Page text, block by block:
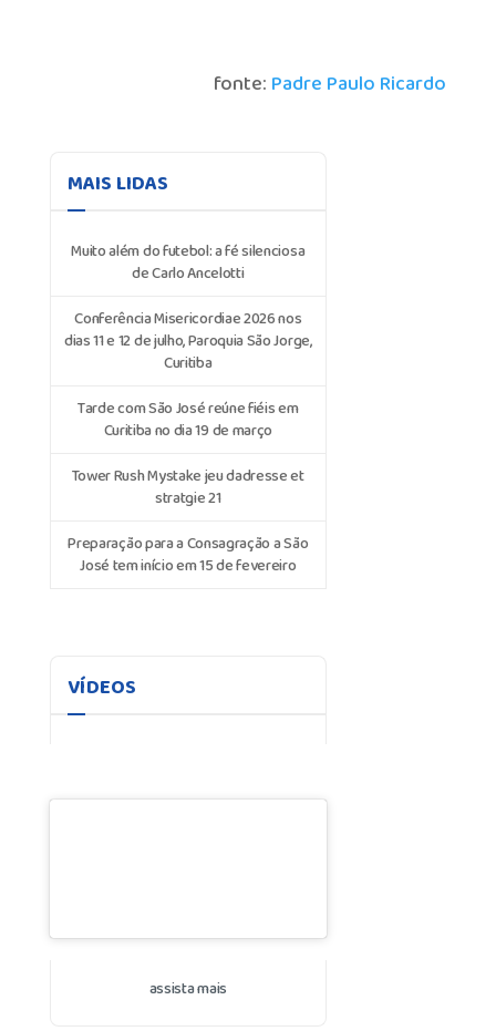
fonte: Padre Paulo Ricardo
MAIS LIDAS
Muito além do futebol: a fé silenciosa
de Carlo Ancelotti
Conferência Misericordiae 2026 nos
dias 11 e 12 de julho, Paroquia São Jorge,
Curitiba
Tarde com São José reúne fiéis em
Curitiba no dia 19 de março
Tower Rush Mystake jeu dadresse et
stratgie 21
Preparação para a Consagração a São
José tem início em 15 de fevereiro
VÍDEOS
assista mais